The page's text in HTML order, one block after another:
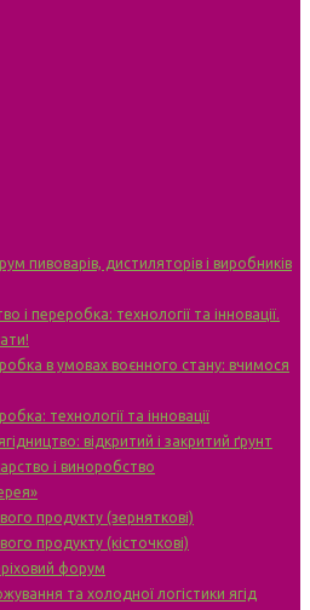
пивоварів, дистиляторів і виробників
і переробка: технології та інновації.
в умовах воєнного стану: вчимося
технології та інновації
відкритий і закритий ґрунт
і виноробство
продукту (зерняткові)
продукту (кісточкові)
форум
та холодної логістики ягід